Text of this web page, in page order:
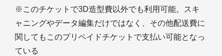
※このチケットで3D造型費以外でも利用可能。スキ
ャニングやデータ編集だけではなく、その他配送費に
関してもこのプリペイドチケットで支払い可能となっ
ている